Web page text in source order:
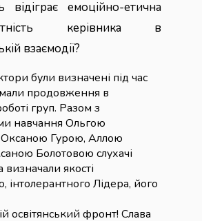
емоційно-етична
керівника в
взаємодії?
були визначені під час
продовження в
груп. Разом з
навчання Ольгою
Гурою, Аллою
Болотовою слухачі
якості
інтолерантного Лідера, його
освітянський фронт! Слава